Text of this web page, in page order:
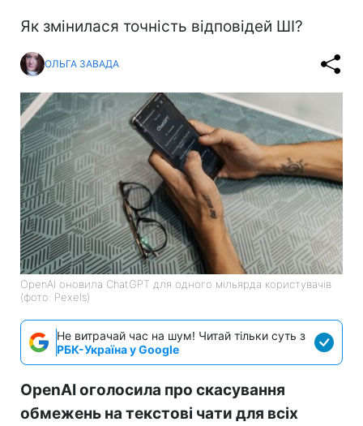
Як змінилася точність відповідей ШІ?
ОЛЬГА ЗАВАДА
OpenAI оновила ChatGPT для одного мільярда користувачів
(фото: Pexels)
Не витрачай час на шум! Читай тільки суть з
РБК-Україна у Google
OpenAI оголосила про скасування
обмежень на текстові чати для всіх